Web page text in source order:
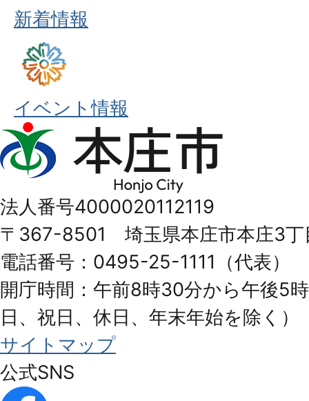
新着情報
イベント情報
本
庄
Honjo
City
法人番号4000020112119
〒367-8501 埼玉県本庄市本庄3丁
電話番号：0495-25-1111（代表）
開庁時間：午前8時30分から午後5
日、祝日、休日、年末年始を除く）
サイトマップ
公式SNS